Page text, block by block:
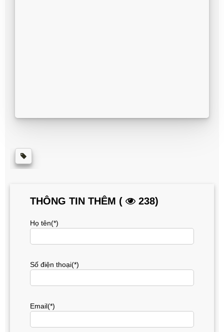
THÔNG TIN THÊM ( 238)
Họ tên(*)
Số điện thoại(*)
Email(*)